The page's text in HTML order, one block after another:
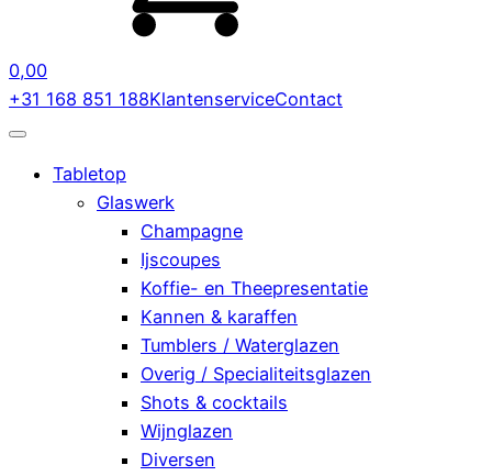
0,00
+31 168 851 188KlantenserviceContact
Tabletop
Glaswerk
Champagne
Ijscoupes
Koffie- en Theepresentatie
Kannen & karaffen
Tumblers / Waterglazen
Overig / Specialiteitsglazen
Shots & cocktails
Wijnglazen
Diversen